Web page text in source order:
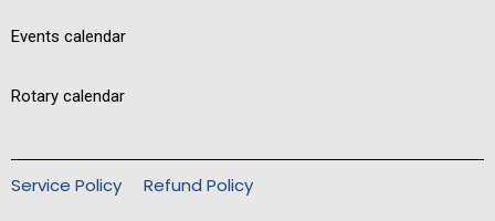
Events calendar
Rotary calendar
Service Policy Refund Policy